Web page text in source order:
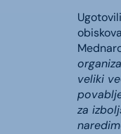
veliki
za